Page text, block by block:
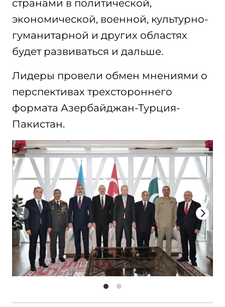
странами в политической,
экономической, военной, культурно-
гуманитарной и других областях
будет развиваться и дальше.
Лидеры провели обмен мнениями о
перспективах трехстороннего
формата Азербайджан-Турция-
Пакистан.